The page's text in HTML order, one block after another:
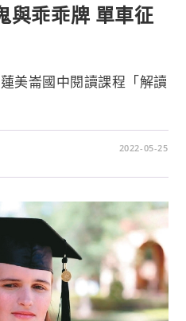
與乖乖牌 單車征
美崙國中閱讀課程「解讀
2022-05-25